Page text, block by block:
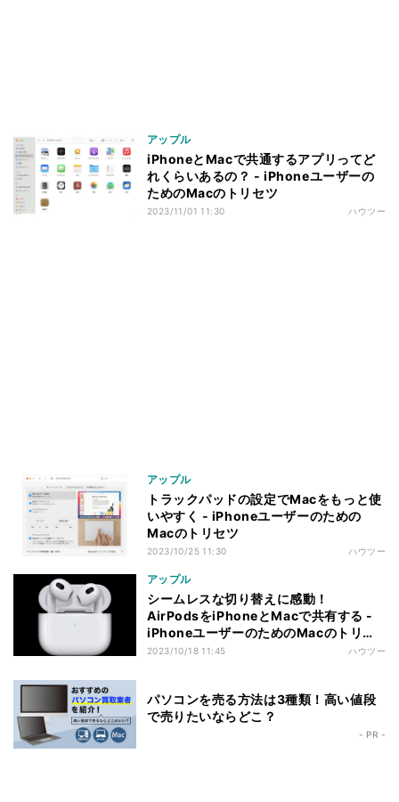
アップル
iPhoneとMacで共通するアプリってど
れくらいあるの？ - iPhoneユーザーの
ためのMacのトリセツ
2023/11/01 11:30 ハウツー
アップル
トラックパッドの設定でMacをもっと使
いやすく - iPhoneユーザーのための
Macのトリセツ
2023/10/25 11:30 ハウツー
アップル
シームレスな切り替えに感動！
AirPodsをiPhoneとMacで共有する -
iPhoneユーザーのためのMacのトリセ
ツ
2023/10/18 11:45 ハウツー
パソコンを売る方法は3種類！高い値段
で売りたいならどこ？
- PR -